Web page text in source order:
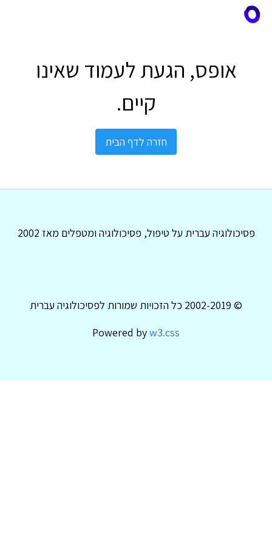
אופס, הגעת לעמוד שאינו
קיים.
חזרה לדף הבית
פסיכולוגיה עברית על טיפול, פסיכולוגיה ומטפלים מאז 2002
© 2002-2019 כל הזכויות שמורות לפסיכולוגיה עברית
Powered byw3.css